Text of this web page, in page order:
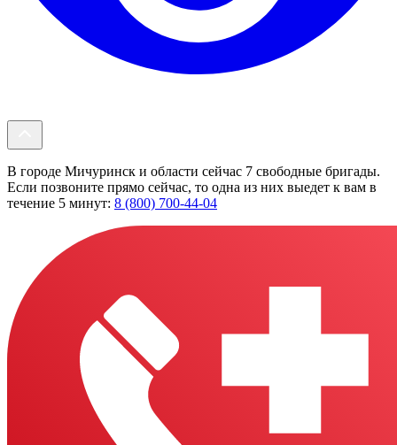
В городе Мичуринск и области сейчас 7 свободные бригады.
Если позвоните прямо сейчас, то одна из них выедет к вам в
течение 5 минут: 8 (800) 700-44-04